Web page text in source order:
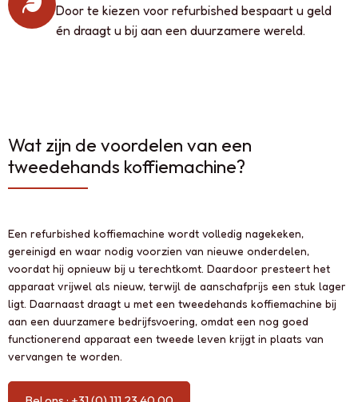
Door te kiezen voor refurbished bespaart u geld
én draagt u bij aan een duurzamere wereld.
Wat zijn de voordelen van een
tweedehands koffiemachine?
Een refurbished koffiemachine wordt volledig nagekeken,
gereinigd en waar nodig voorzien van nieuwe onderdelen,
voordat hij opnieuw bij u terechtkomt. Daardoor presteert het
apparaat vrijwel als nieuw, terwijl de aanschafprijs een stuk lager
ligt. Daarnaast draagt u met een tweedehands koffiemachine bij
aan een duurzamere bedrijfsvoering, omdat een nog goed
functionerend apparaat een tweede leven krijgt in plaats van
vervangen te worden.